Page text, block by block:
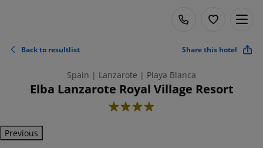
Back to resultlist Share this hotel
Spain | Lanzarote | Playa Blanca
Elba Lanzarote Royal Village Resort
4
Previous